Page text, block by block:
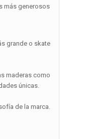
más generosos
grande o skate
maderas como
únicas.
de la marca.